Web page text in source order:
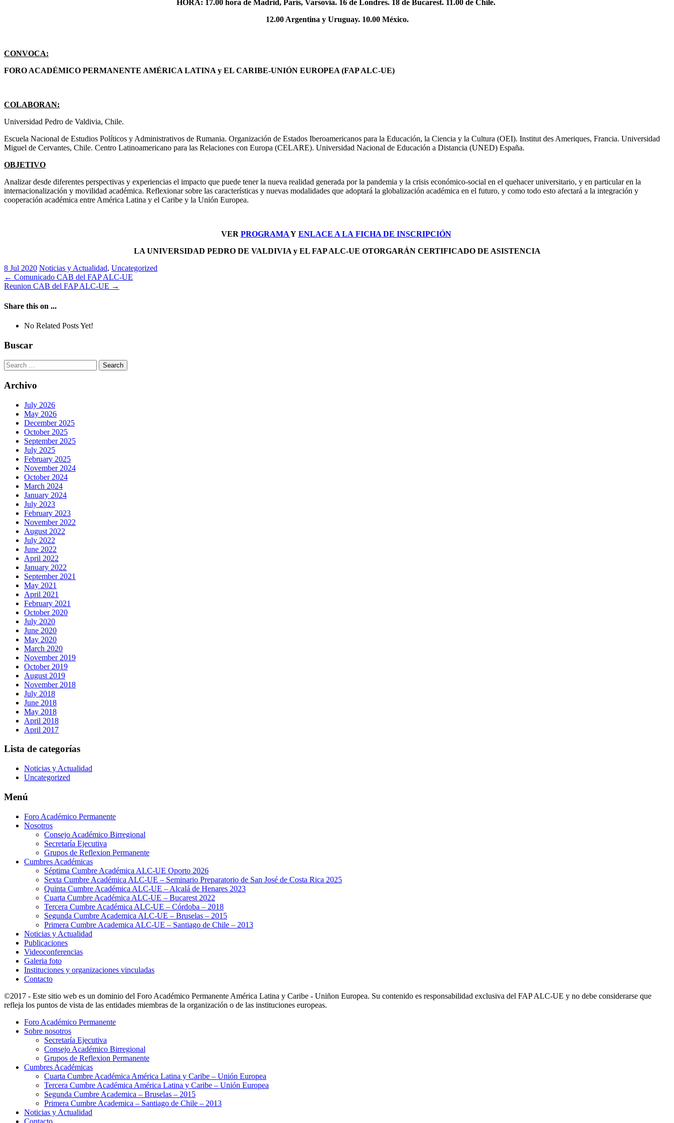
HORA: 17.00 hora de Madrid, París, Varsovia. 16 de Londres. 18 de Bucarest. 11.00 de Chile.
12.00 Argentina y Uruguay. 10.00 México.
CONVOCA:
FORO ACADÉMICO PERMANENTE AMÉRICA LATINA y EL CARIBE-UNIÓN EUROPEA (FAP ALC-UE)
COLABORAN:
Universidad Pedro de Valdivia, Chile.
Escuela Nacional de Estudios Políticos y Administrativos de Rumania. Organización de Estados Iberoamericanos para la Educación, la Ciencia y la Cultura (OEI). Institut des Ameriques, Francia. Universidad
Miguel de Cervantes, Chile. Centro Latinoamericano para las Relaciones con Europa (CELARE). Universidad Nacional de Educación a Distancia (UNED) España.
OBJETIVO
Analizar desde diferentes perspectivas y experiencias el impacto que puede tener la nueva realidad generada por la pandemia y la crisis económico-social en el quehacer universitario, y en particular en la
internacionalización y movilidad académica. Reflexionar sobre las características y nuevas modalidades que adoptará la globalización académica en el futuro, y como todo esto afectará a la integración y
cooperación académica entre América Latina y el Caribe y la Unión Europea.
VER PROGRAMAY ENLACE A LA FICHA DE INSCRIPCIÓN
LA UNIVERSIDAD PEDRO DE VALDIVIA y EL FAP ALC-UE OTORGARÁN CERTIFICADO DE ASISTENCIA
8 Jul 2020 Noticias y Actualidad, Uncategorized
Post
navigation
← Comunicado CAB del FAP ALC-UE
Reunion CAB del FAP ALC-UE →
Share this on ...
No Related Posts Yet!
Buscar
Search
for:
Archivo
July 2026
May 2026
December 2025
October 2025
September 2025
July 2025
February 2025
November 2024
October 2024
March 2024
January 2024
July 2023
February 2023
November 2022
August 2022
July 2022
June 2022
April 2022
January 2022
September 2021
May 2021
April 2021
February 2021
October 2020
July 2020
June 2020
May 2020
March 2020
November 2019
October 2019
August 2019
November 2018
July 2018
June 2018
May 2018
April 2018
April 2017
Lista de categorías
Noticias y Actualidad
Uncategorized
Menú
Foro Académico Permanente
Nosotros
Consejo Académico Birregional
Secretaría Ejecutiva
Grupos de Reflexion Permanente
Cumbres Académicas
Séptima Cumbre Académica ALC-UE Oporto 2026
Sexta Cumbre Académica ALC-UE – Seminario Preparatorio de San José de Costa Rica 2025
Quinta Cumbre Académica ALC-UE – Alcalá de Henares 2023
Cuarta Cumbre Académica ALC-UE – Bucarest 2022
Tercera Cumbre Académica ALC-UE – Córdoba – 2018
Segunda Cumbre Academica ALC-UE – Bruselas – 2015
Primera Cumbre Academica ALC-UE – Santiago de Chile – 2013
Noticias y Actualidad
Publicaciones
Videoconferencias
Galeria foto
Instituciones y organizaciones vinculadas
Contacto
©2017 - Este sitio web es un dominio del Foro Académico Permanente América Latina y Caribe - Uniñon Europea. Su contenido es responsabilidad exclusiva del FAP ALC-UE y no debe considerarse que
refleja los puntos de vista de las entidades miembras de la organización o de las instituciones europeas.
Foro Académico Permanente
Sobre nosotros
Secretaría Ejecutiva
Consejo Académico Birregional
Grupos de Reflexion Permanente
Cumbres Académicas
Cuarta Cumbre Académica América Latina y Caribe – Unión Europea
Tercera Cumbre Académica América Latina y Caribe – Unión Europea
Segunda Cumbre Academica – Bruselas – 2015
Primera Cumbre Academica – Santiago de Chile – 2013
Noticias y Actualidad
Contacto